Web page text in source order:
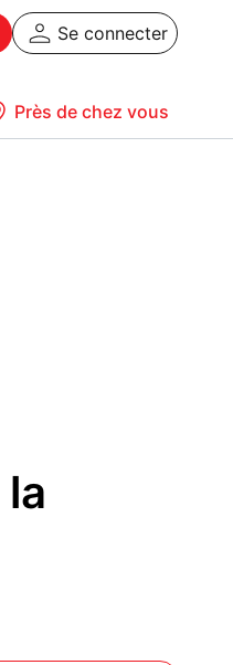
Se connecter
Près de chez vous